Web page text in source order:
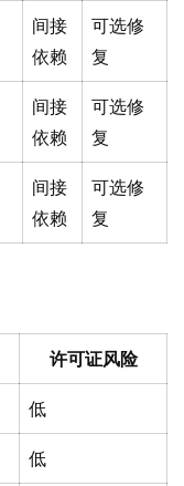
间接
依赖
可选修
复
间接
依赖
可选修
复
间接
依赖
可选修
复
许可证风险
低
低